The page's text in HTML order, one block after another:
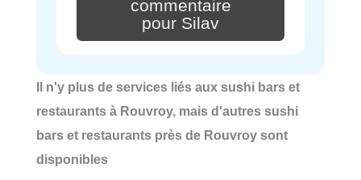
commentaire
pour Silav
Il n'y plus de services liés aux sushi bars et
restaurants à Rouvroy, mais d'autres sushi
bars et restaurants près de Rouvroy sont
disponibles